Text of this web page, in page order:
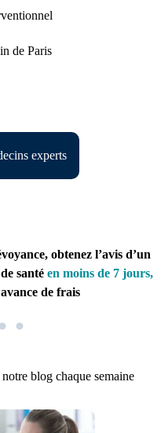
de Paris
experts
obtenez l’avis d’un
santé en moins de 7 jours,
de frais
blog chaque semaine